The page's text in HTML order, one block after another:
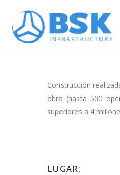
Construcción
obra (hasta 500
superiores a 4
LUGAR: